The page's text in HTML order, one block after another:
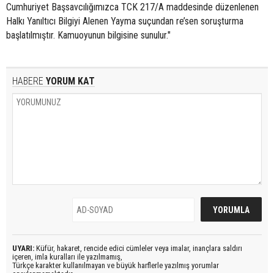
Cumhuriyet Başsavcılığımızca TCK 217/A maddesinde düzenlenen
Halkı Yanıltıcı Bilgiyi Alenen Yayma suçundan re’sen soruşturma
başlatılmıştır. Kamuoyunun bilgisine sunulur."
HABERE YORUM KAT
UYARI: Küfür, hakaret, rencide edici cümleler veya imalar, inançlara saldırı
içeren, imla kuralları ile yazılmamış,
Türkçe karakter kullanılmayan ve büyük harflerle yazılmış yorumlar